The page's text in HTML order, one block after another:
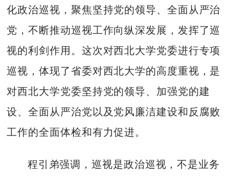
化政治巡视，聚焦坚持党的领导、全面从严治
党，不断推动巡视工作向纵深发展，发挥了巡
视的利剑作用。这次对西北大学党委进行专项
巡视，体现了省委对西北大学的高度重视，是
对西北大学党委坚持党的领导、加强党的建
设、全面从严治党以及党风廉洁建设和反腐败
工作的全面体检和有力促进。
程引弟强调，巡视是政治巡视，不是业务